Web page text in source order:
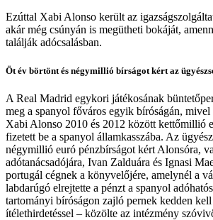
Ezúttal Xabi Alonso került az
akár még csúnyán is megütheti bokáját,
találják adócsalásban.
Öt év börtönt és négymillió bírságot kért az
A Real Madrid egykori játékosának
meg a spanyol főváros egyik bíróságán, mivel
Xabi Alonso 2010 és 2012 között kettőmillió
fizetett be a spanyol államkasszába. Az
négymillió euró pénzbírságot kért Alonsóra,
adótanácsadójára, Ivan Zalduára és Ignasi
portugál cégnek a könyvelőjére, amelynél a
labdarúgó elrejtette a pénzt a spanyol
tartományi bíróságon zajló pernek kedden
ítélethirdetéssel – közölte az intézmény